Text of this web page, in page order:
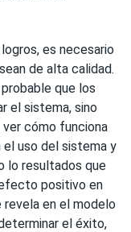
es necesario
de alta calidad.
que los
el sistema, sino
cómo funciona
uso del sistema y
lo resultados que
positivo en
revela en el modelo
el éxito,